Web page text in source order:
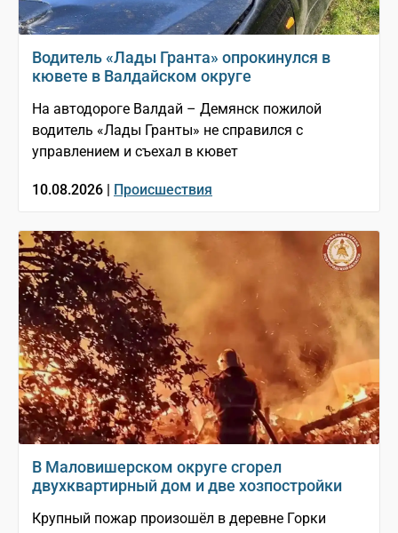
Водитель «Лады Гранта» опрокинулся в
кювете в Валдайском округе
На автодороге Валдай – Демянск пожилой
водитель «Лады Гранты» не справился с
управлением и съехал в кювет
10.08.2026 | Происшествия
В Маловишерском округе сгорел
двухквартирный дом и две хозпостройки
Крупный пожар произошёл в деревне Горки